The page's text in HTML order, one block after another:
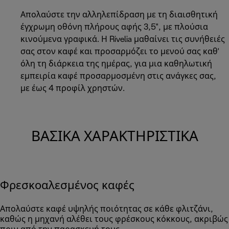
Απολαύστε την αλληλεπίδραση με τη διαισθητική
έγχρωμη οθόνη πλήρους αφής 3,5", με πλούσια
κινούμενα γραφικά. Η Rivelia μαθαίνει τις συνήθειές
σας στον καφέ και προσαρμόζει το μενού σας καθ'
όλη τη διάρκεια της ημέρας, για μια καθηλωτική
εμπειρία καφέ προσαρμοσμένη στις ανάγκες σας,
με έως 4 προφίλ χρηστών.
ΒΑΣΙΚΆ ΧΑΡΑΚΤΗΡΙΣΤΙΚΆ
Φρεσκοαλεσμένος καφές
Απολαύστε καφέ υψηλής ποιότητας σε κάθε φλιτζάνι,
καθώς η μηχανή αλέθει τους φρέσκους κόκκους, ακριβώς